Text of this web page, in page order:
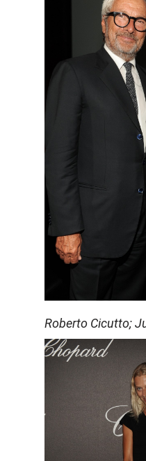
Roberto Cicutto;